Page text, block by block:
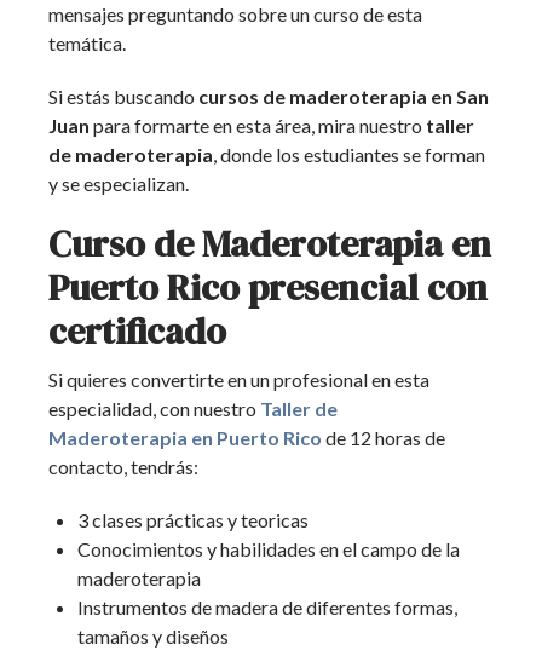
mensajes preguntando sobre un curso de esta
temática.
Si estás buscando cursos de maderoterapia en San
Juan para formarte en esta área, mira nuestro taller
de maderoterapia, donde los estudiantes se forman
y se especializan.
Curso de Maderoterapia en
Puerto Rico presencial con
certificado
Si quieres convertirte en un profesional en esta
especialidad, con nuestro Taller de
Maderoterapia en Puerto Rico de 12 horas de
contacto, tendrás:
3 clases prácticas y teoricas
Conocimientos y habilidades en el campo de la
maderoterapia
Instrumentos de madera de diferentes formas,
tamaños y diseños